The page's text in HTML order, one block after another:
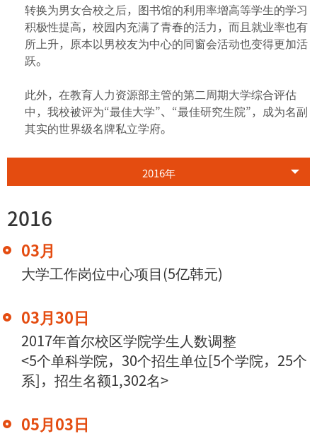
转换为男女合校之后，图书馆的利用率增高等学生的学习
积极性提高，校园内充满了青春的活力，而且就业率也有
所上升，原本以男校友为中心的同窗会活动也变得更加活
跃。
此外，在教育人力资源部主管的第二周期大学综合评估
中，我校被评为“最佳大学”、“最佳研究生院”，成为名副
其实的世界级名牌私立学府。
2016年
2016
03月
大学工作岗位中心项目(5亿韩元)
03月30日
2017年首尔校区学院学生人数调整
<5个单科学院，30个招生单位[5个学院，25个
系]，招生名额1,302名>
05月03日